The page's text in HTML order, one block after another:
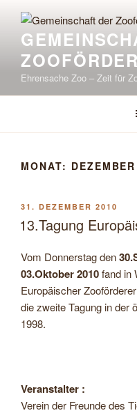
Inhalt
springen
Ehrensache Zoo – Zeit für
MONAT:
VERÖFFENTLICHT
AM
31. DEZEMBER 2010
13.Tagung
Vom Donnerstag den
03.Oktober 2010fand in
Europäischer
die zweite Tagung in der
1998.
Veranstalter :
Verein der Freunde des